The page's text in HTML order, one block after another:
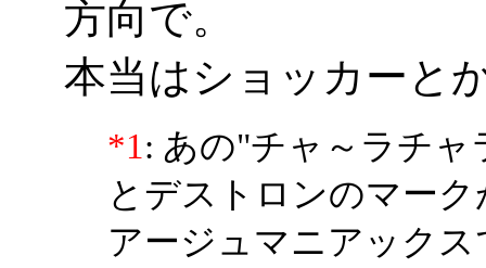
方向で。
本当はショッカーと
*1: あの"チャ～ラチ
とデストロンのマー
アージュマニアック